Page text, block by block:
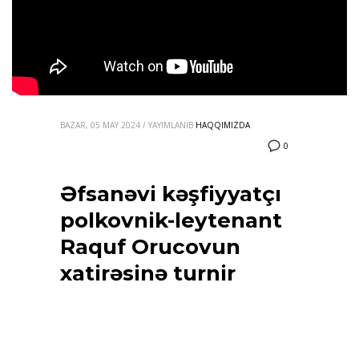
0
BAZAR, 05 MAY 2024 / YAYIMLANIB HAQQIMIZDA
Əfsanəvi kəşfiyyatçı
polkovnik-leytenant
Raquf Orucovun
xatirəsinə turnir